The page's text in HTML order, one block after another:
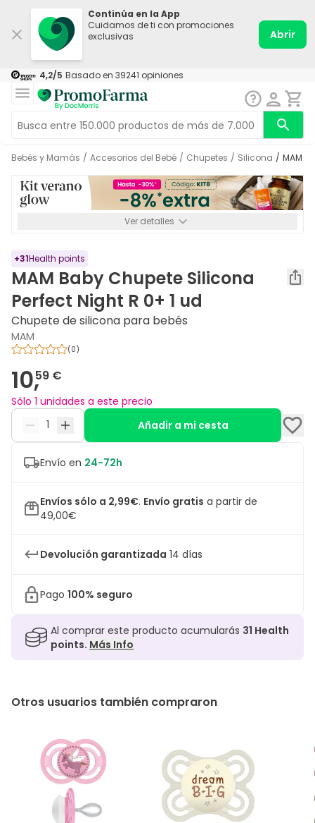
Continúa en la App
Cuidamos de ti con promociones
exclusivas
Abrir
4,2/5 Basado en 39241 opiniones
Bebés y Mamás / Accesorios del Bebé / Chupetes / Silicona / MAM
Ver detalles
+31Health points
MAM Baby Chupete Silicona
Perfect Night R 0+ 1 ud
Chupete de silicona para bebés
MAM
(0)
10,59 €
Sólo 1 unidades a este precio
Añadir a mi cesta
Envío en 24-72h
Envíos sólo a 2,99€. Envío gratis a partir de
49,00€
Devolución garantizada 14 días
Pago 100% seguro
Al comprar este producto acumularás 31 Health
points. Más Info
Otros usuarios también compraron